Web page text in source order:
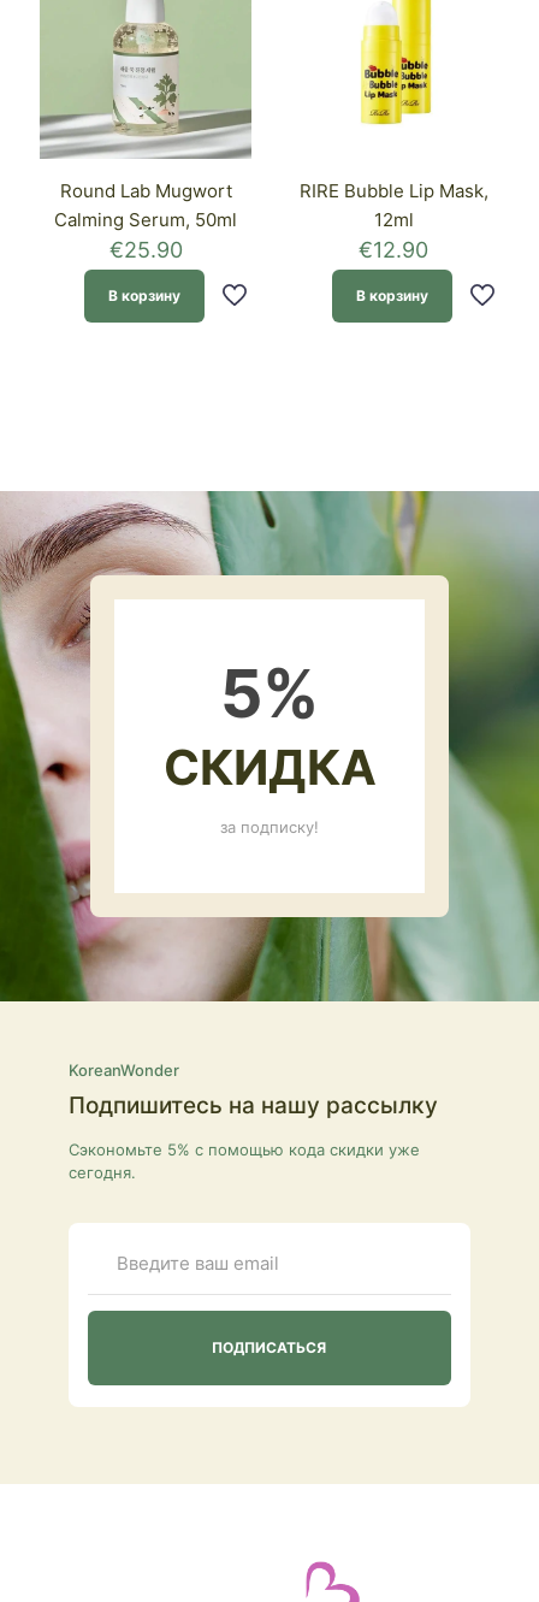
Round Lab Mugwort
Calming Serum, 50ml
€25.90
В корзину
RIRE Bubble Lip Mask,
12ml
€12.90
В корзину
5%
СКИДКА
за подписку!
KoreanWonder
Подпишитесь на нашу рассылку
Сэкономьте 5% с помощью кода скидки уже
сегодня.